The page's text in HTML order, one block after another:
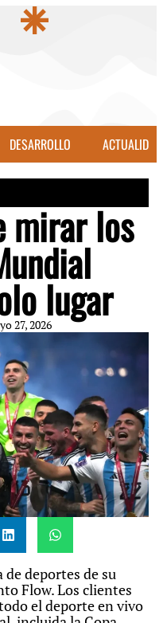
DESARROLLO ACTUALIDAD
mirar los
lugar
27, 2026
deportes de su
Flow. Los clientes
el deporte en vivo